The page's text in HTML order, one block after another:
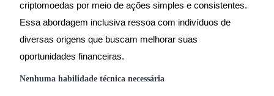
Staking flexível para ganhar tokens populares.
criptomoedas por meio de ações simples e consistentes.
Essa abordagem inclusiva ressoa com indivíduos de
diversas origens que buscam melhorar suas
oportunidades financeiras.
Nenhuma habilidade técnica necessária